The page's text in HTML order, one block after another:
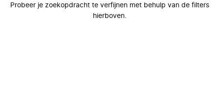
Probeer je zoekopdracht te verfijnen met behulp van de filters
hierboven.